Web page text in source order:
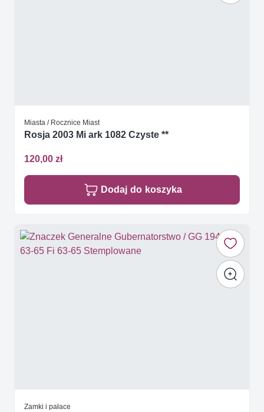
Miasta / Rocznice Miast
Rosja 2003 Mi ark 1082 Czyste **
120,00 zł
Dodaj do koszyka
Zamki i pałace